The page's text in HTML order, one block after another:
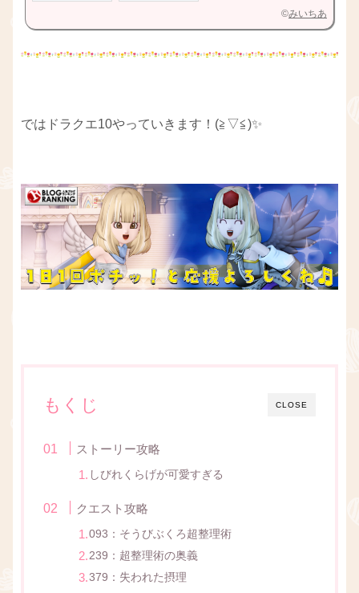
©みいちあ
ではドラクエ10やっていきます！(≧▽≦)✨
CLOSE
もくじ
ストーリー攻略
しびれくらげが可愛すぎる
クエスト攻略
093：そうびぶくろ超整理術
239：超整理術の奥義
379：失われた摂理